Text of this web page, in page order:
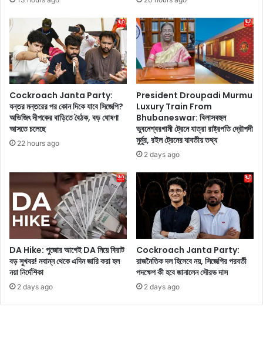
চ্চ
প্রো
টি
যু
ক্ত
স্মু
দি
গু
লি
অ
ব
ই
রু
র
ভ
য়
চ্ছে
ন
?
ব
র্ষা
কা
লে
আ
কে
ঠি
ক
রা
খা
র
জ
Cockroach Janta Party:
যন্তর মন্তরের পর কোন দিকে যাবে সিজেপি?
অভিজিৎ দীপকের বাড়িতে বৈঠক, বড় ঘোষণা
আসতে চলেছে
22 hours ago
President Droupadi Murmu
Luxury Train From
Bhubaneswar: বিলাসবহুল
ভুবনেশ্বরগামী ট্রেনে যাত্রা রাষ্ট্রপতি দ্রৌপদী
মুর্মুর, রইল ট্রেনের যাবতীয় তথ্য
2 days ago
DA Hike: পুজোর আগেই DA নিয়ে বিরাট
বড় সুখবর! নবান্ন থেকে এদিন জারি করা হল
নয়া নির্দেশিকা
2 days ago
Cockroach Janta Party:
রাজনৈতিক দল হিসেবে নয়, সিজেপির পরবর্তী
পদক্ষেপ কী হবে জানালেন সৌরভ দাস
2 days ago